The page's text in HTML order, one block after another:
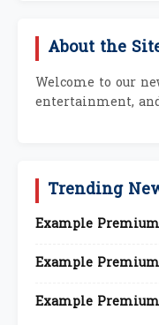
About the
Welcome to our
entertainment,
Trending
Example
Example
Example